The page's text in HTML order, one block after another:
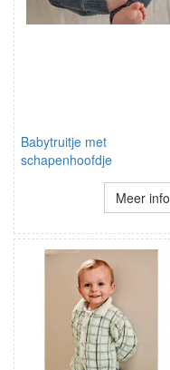
Babytruitje met
schapenhoofdje
Meer info